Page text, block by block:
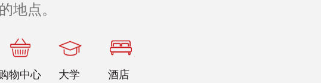
地点。
物中心 大学 酒店